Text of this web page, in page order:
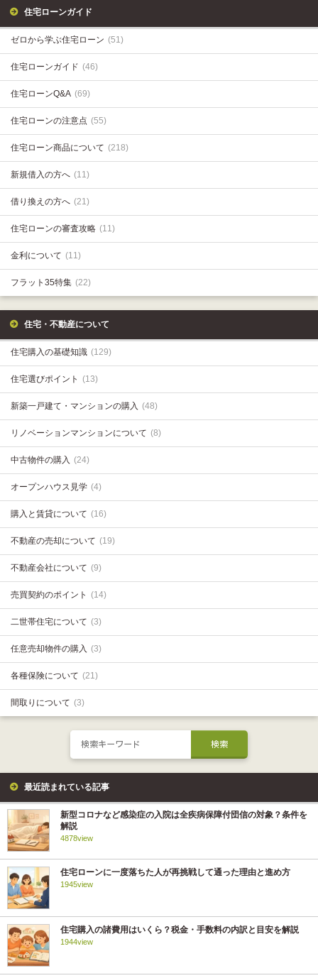
住宅ローンガイド
ゼロから学ぶ住宅ローン (51)
住宅ローンガイド (46)
住宅ローンQ&A (69)
住宅ローンの注意点 (55)
住宅ローン商品について (218)
新規借入の方へ (11)
借り換えの方へ (21)
住宅ローンの審査攻略 (11)
金利について (11)
フラット35特集 (22)
住宅・不動産について
住宅購入の基礎知識 (129)
住宅選びポイント (13)
新築一戸建て・マンションの購入 (48)
リノベーションマンションについて (8)
中古物件の購入 (24)
オープンハウス見学 (4)
購入と賃貸について (16)
不動産の売却について (19)
不動産会社について (9)
売買契約のポイント (14)
二世帯住宅について (3)
任意売却物件の購入 (3)
各種保険について (21)
間取りについて (3)
最近読まれている記事
新型コロナなど感染症の入院は全疾病保障付団信の対象？条件を
解説
4878view
住宅ローンに一度落ちた人が再挑戦して通った理由と進め方
1945view
住宅購入の諸費用はいくら？税金・手数料の内訳と目安を解説
1944view